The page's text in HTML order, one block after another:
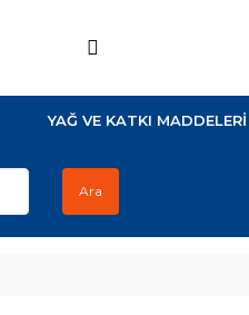
YAĞ VE KATKI MADDELERİ
Ara